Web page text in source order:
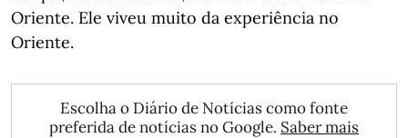
Oriente. Ele viveu muito da experiência no
Oriente.
Escolha o Diário de Notícias como fonte
preferida de notícias no Google. Saber mais